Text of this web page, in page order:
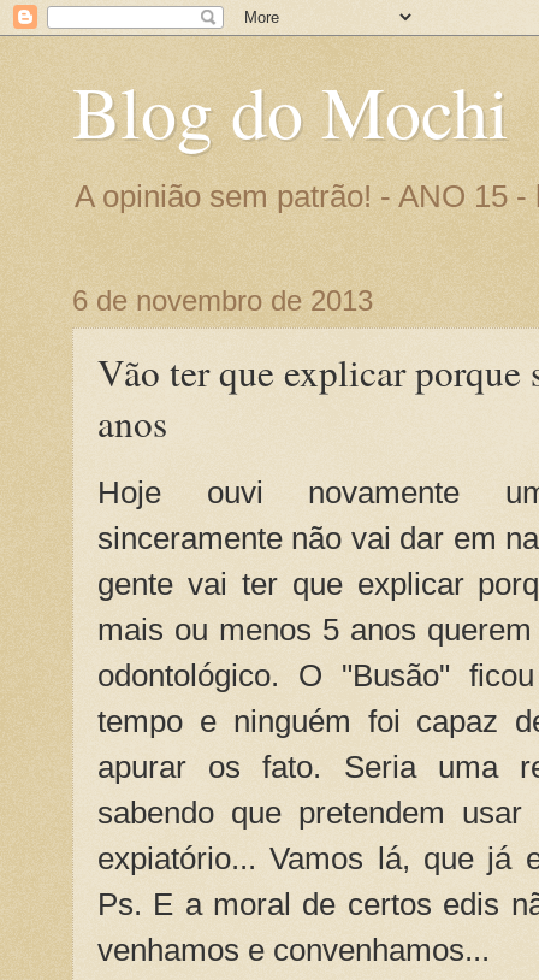
Blog do Mochi
A opinião sem patrão! - ANO 15
6 de novembro de 2013
Vão ter que explicar porque
anos
Hoje ouvi novamente
sinceramente não vai dar em
gente vai ter que explicar
mais ou menos 5 anos
odontológico. O "Busão"
tempo e ninguém foi capaz
apurar os fato. Seria uma
sabendo que pretendem
expiatório... Vamos lá, que já
Ps. E a moral de certos edis
venhamos e convenhamos...